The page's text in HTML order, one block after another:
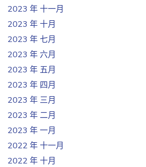
2023 年 十一月
2023 年 十月
2023 年 七月
2023 年 六月
2023 年 五月
2023 年 四月
2023 年 三月
2023 年 二月
2023 年 一月
2022 年 十一月
2022 年 十月